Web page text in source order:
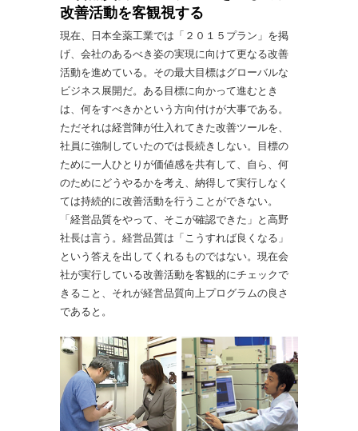
改善活動を客観視する
現在、日本全薬工業では「２０１５プラン」を掲
げ、会社のあるべき姿の実現に向けて更なる改善
活動を進めている。その最大目標はグローバルな
ビジネス展開だ。ある目標に向かって進むとき
は、何をすべきかという方向付けが大事である。
ただそれは経営陣が仕入れてきた改善ツールを、
社員に強制していたのでは長続きしない。目標の
ために一人ひとりが価値感を共有して、自ら、何
のためにどうやるかを考え、納得して実行しなく
ては持続的に改善活動を行うことができない。
「経営品質をやって、そこが確認できた」と高野
社長は言う。経営品質は「こうすれば良くなる」
という答えを出してくれるものではない。現在会
社が実行している改善活動を客観的にチェックで
きること、それが経営品質向上プログラムの良さ
であると。